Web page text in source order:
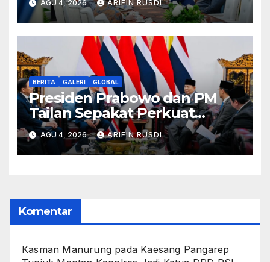
Pokok Haluan Negara
AGU 4, 2026 ARIFIN RUSDI
BERITA GALERI GLOBAL
Presiden Prabowo dan PM
Tailan Sepakat Perkuat
Kemitraan Strategis, Dorong
Stabilitas Kawasan ASEAN
AGU 4, 2026 ARIFIN RUSDI
Komentar
Kasman Manurung pada Kaesang Pangarep